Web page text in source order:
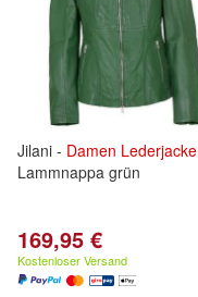
Jilani - Damen Lederjacke
Lammnappa grün
169,95 €
Kostenloser Versand